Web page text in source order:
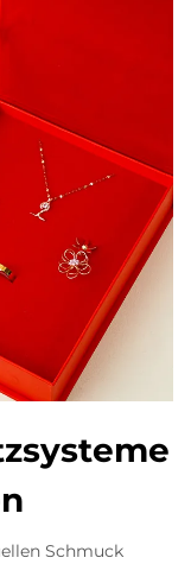
Schmuck